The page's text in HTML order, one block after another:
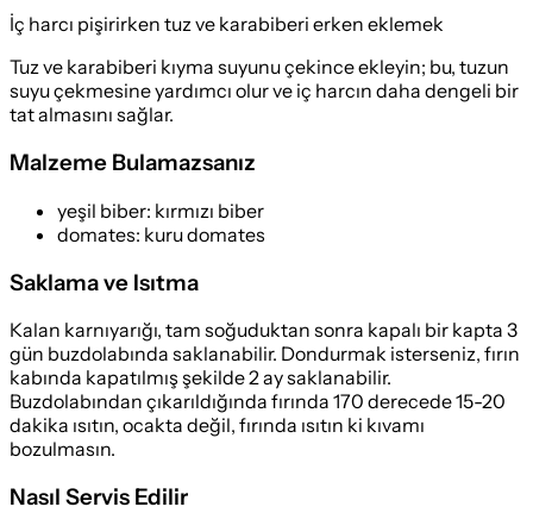
İç harcı pişirirken tuz ve karabiberi erken eklemek
Tuz ve karabiberi kıyma suyunu çekince ekleyin; bu, tuzun
suyu çekmesine yardımcı olur ve iç harcın daha dengeli bir
tat almasını sağlar.
Malzeme Bulamazsanız
yeşil biber: kırmızı biber
domates: kuru domates
Saklama ve Isıtma
Kalan karnıyarığı, tam soğuduktan sonra kapalı bir kapta 3
gün buzdolabında saklanabilir. Dondurmak isterseniz, fırın
kabında kapatılmış şekilde 2 ay saklanabilir.
Buzdolabından çıkarıldığında fırında 170 derecede 15-20
dakika ısıtın, ocakta değil, fırında ısıtın ki kıvamı
bozulmasın.
Nasıl Servis Edilir